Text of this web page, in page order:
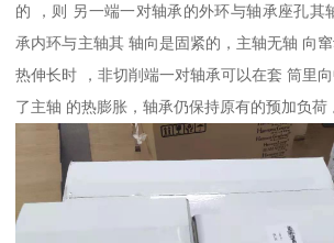
的 ，则 另一端一对轴承的外环与轴承座孔其
承内环与主轴其 轴向是固紧的，主轴无轴 向
热伸长时 ，非切削端一对轴承可以在套 筒里
了主轴 的热膨胀，轴承仍保持原有的预加负荷